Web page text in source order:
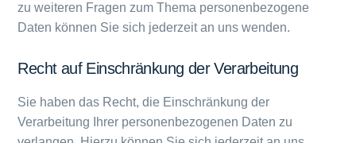
zu weiteren Fragen zum Thema personenbezogene
Daten können Sie sich jederzeit an uns wenden.
Recht auf Einschränkung der Verarbeitung
Sie haben das Recht, die Einschränkung der
Verarbeitung Ihrer personenbezogenen Daten zu